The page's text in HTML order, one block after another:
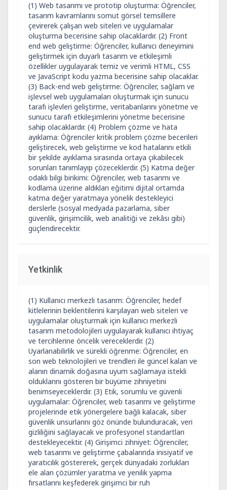
(1) Web tasarımı ve prototip oluşturma: Öğrenciler,
tasarım kavramlarını somut görsel temsillere
çevirerek çalışan web siteleri ve uygulamalar
oluşturma becerisine sahip olacaklardır. (2) Front
end web geliştirme: Öğrenciler, kullanıcı deneyimini
geliştirmek için duyarlı tasarım ve etkileşimli
özellikler uygulayarak temiz ve verimli HTML, CSS
ve JavaScript kodu yazma becerisine sahip olacaklar.
(3) Back-end web geliştirme: Öğrenciler, sağlam ve
işlevsel web uygulamaları oluşturmak için sunucu
tarafı işlevleri geliştirme, veritabanlarını yönetme ve
sunucu tarafı etkileşimlerini yönetme becerisine
sahip olacaklardır. (4) Problem çözme ve hata
ayıklama: Öğrenciler kritik problem çözme becerileri
geliştirecek, web geliştirme ve kod hatalarını etkili
bir şekilde ayıklama sırasında ortaya çıkabilecek
sorunları tanımlayıp çözeceklerdir. (5) Katma değer
odaklı bilgi birikimi: Öğrenciler, web tasarımı ve
kodlama üzerine aldıkları eğitimi dijital ortamda
katma değer yaratmaya yönelik destekleyici
derslerle (sosyal medyada pazarlama, siber
güvenlik, girişimcilik, web analitiği ve zekâsı gibi)
güçlendirecektir.
Yetkinlik
(1) Kullanıcı merkezli tasarım: Öğrenciler, hedef
kitlelerinin beklentilerini karşılayan web siteleri ve
uygulamalar oluşturmak için kullanıcı merkezli
tasarım metodolojileri uygulayarak kullanıcı ihtiyaç
ve tercihlerine öncelik vereceklerdir. (2)
Uyarlanabilirlik ve sürekli öğrenme: Öğrenciler, en
son web teknolojileri ve trendleri ile güncel kalan ve
alanın dinamik doğasına uyum sağlamaya istekli
olduklarını gösteren bir büyüme zihniyetini
benimseyeceklerdir. (3) Etik, sorumlu ve güvenli
uygulamalar: Öğrenciler, web tasarımı ve geliştirme
projelerinde etik yönergelere bağlı kalacak, siber
güvenlik unsurlarını göz önünde bulunduracak, veri
gizliliğini sağlayacak ve profesyonel standartları
destekleyecektir. (4) Girişimci zihniyet: Öğrenciler,
web tasarımı ve geliştirme çabalarında inisiyatif ve
yaratıcılık göstererek, gerçek dünyadaki zorlukları
ele alan çözümler yaratma ve yenilik yapma
fırsatlarını keşfederek girişimci bir ruh